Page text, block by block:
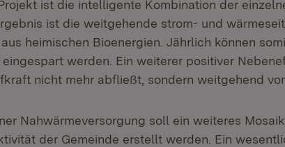
ist die intelligente Kombination der
ist die weitgehende strom- und
heimischen Bioenergien. Jährlich können
werden. Ein weiterer positiver
nicht mehr abfließt, sondern weitgehend
Nahwärmeversorgung soll ein weiteres
der Gemeinde erstellt werden. Ein